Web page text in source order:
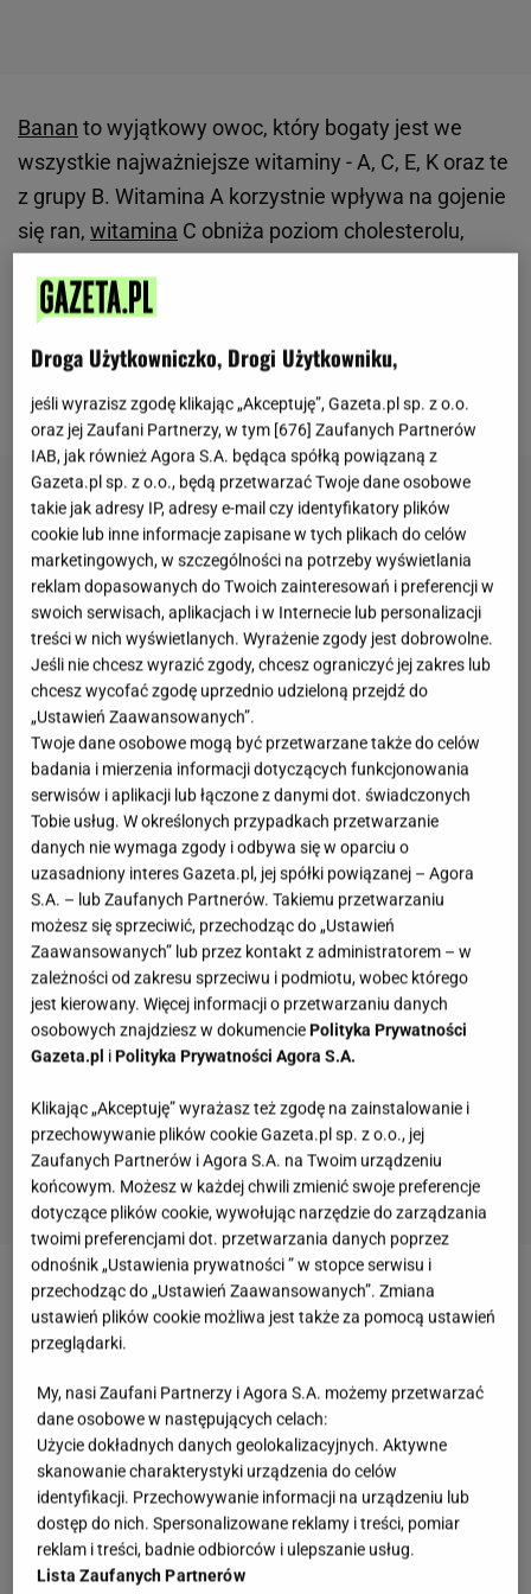
Banan to wyjątkowy owoc, który bogaty jest we
wszystkie najważniejsze witaminy - A, C, E, K oraz te
z grupy B. Witamina A korzystnie wpływa na gojenie
się ran, witamina C obniża poziom cholesterolu,
odpowiedzialne są za prawidłową pracę układu
przygotowany napar jest zdrowy, pożywny, a do tego
smaczny.
Herbata bananowa - na co działa?
Herbata bananowa działa pozytywnie na wiele
aspektów pracy organizmu. Jednym z nich jest
zdrowy sen. Napój nie bez powodu polecany jest
osobom, które mają problemy z zasypianiem albo
skarżą się na niespokojny sen. Banany zawierają
trzy główne składniki - potas,magnezi tryptofan -
których zadaniem jest poprawa jakości nocnego
Droga Użytkowniczko, Drogi Użytkowniku,
jeśli wyrazisz zgodę klikając „Akceptuję”, Gazeta.pl sp. z o.o.
oraz jej Zaufani Partnerzy, w tym [676] Zaufanych Partnerów
IAB, jak również Agora S.A. będąca spółką powiązaną z
Gazeta.pl sp. z o.o., będą przetwarzać Twoje dane osobowe
takie jak adresy IP, adresy e-mail czy identyfikatory plików
cookie lub inne informacje zapisane w tych plikach do celów
marketingowych, w szczególności na potrzeby wyświetlania
reklam dopasowanych do Twoich zainteresowań i preferencji w
swoich serwisach, aplikacjach i w Internecie lub personalizacji
treści w nich wyświetlanych. Wyrażenie zgody jest dobrowolne.
Jeśli nie chcesz wyrazić zgody, chcesz ograniczyć jej zakres lub
chcesz wycofać zgodę uprzednio udzieloną przejdź do
„Ustawień Zaawansowanych”.
Twoje dane osobowe mogą być przetwarzane także do celów
badania i mierzenia informacji dotyczących funkcjonowania
serwisów i aplikacji lub łączone z danymi dot. świadczonych
Tobie usług. W określonych przypadkach przetwarzanie
danych nie wymaga zgody i odbywa się w oparciu o
uzasadniony interes Gazeta.pl, jej spółki powiązanej – Agora
S.A. – lub Zaufanych Partnerów. Takiemu przetwarzaniu
możesz się sprzeciwić, przechodząc do „Ustawień
Zaawansowanych” lub przez kontakt z administratorem – w
zależności od zakresu sprzeciwu i podmiotu, wobec którego
jest kierowany. Więcej informacji o przetwarzaniu danych
osobowych znajdziesz w dokumenciePolityka Prywatności
Gazeta.pl iPolityka Prywatności Agora S.A.
Klikając „Akceptuję” wyrażasz też zgodę na zainstalowanie i
przechowywanie plików cookie Gazeta.pl sp. z o.o., jej
Zaufanych Partnerów i Agora S.A. na Twoim urządzeniu
końcowym. Możesz w każdej chwili zmienić swoje preferencje
dotyczące plików cookie, wywołując narzędzie do zarządzania
twoimi preferencjami dot. przetwarzania danych poprzez
odnośnik „Ustawienia prywatności ” w stopce serwisu i
przechodząc do „Ustawień Zaawansowanych”. Zmiana
ustawień plików cookie możliwa jest także za pomocą ustawień
przeglądarki.
My, nasi Zaufani Partnerzy i Agora S.A. możemy przetwarzać
dane osobowe w następujących celach:
Użycie dokładnych danych geolokalizacyjnych. Aktywne
skanowanie charakterystyki urządzenia do celów
identyfikacji. Przechowywanie informacji na urządzeniu lub
dostęp do nich. Spersonalizowane reklamy i treści, pomiar
reklam i treści, badnie odbiorców i ulepszanie usług.
Lista Zaufanych Partnerów